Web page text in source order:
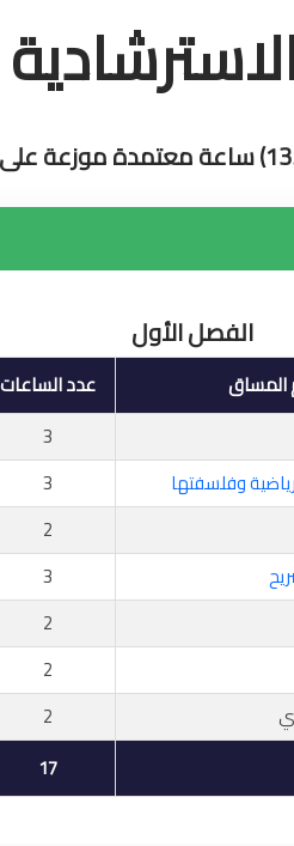
الفصل الأول
المساق عدد الساعات
3
وفلسفتها
3
2
3
2
2
2
17